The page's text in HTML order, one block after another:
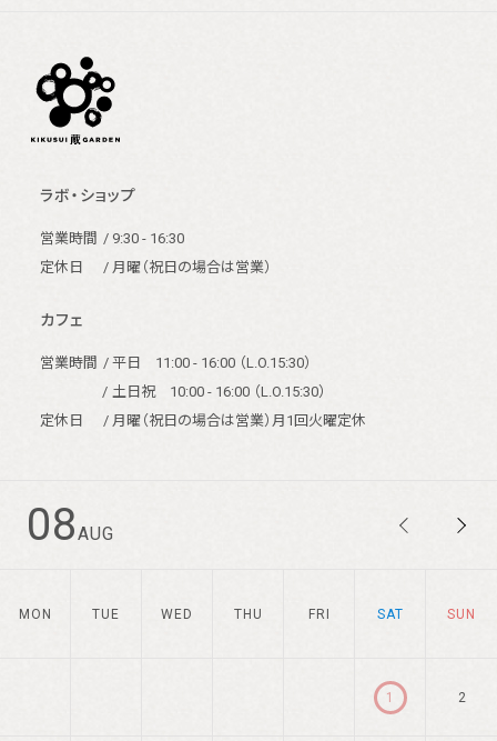
ラボ・ショップ
営業時間 / 9:30 - 16:30
定休日
/ 月曜（祝日の場合は営業）
カフェ
営業時間 / 平日 11:00 - 16:00 （L.O.15:30）
/ 土日祝 10:00 - 16:00 （L.O.15:30）
定休日
/ 月曜（祝日の場合は営業）月1回火曜定休
08AUG
MON TUE WED THU FRI SAT SUN
1 2